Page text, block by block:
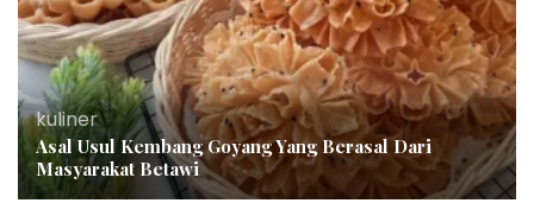
kuliner
Asal Usul Kembang Goyang Yang Berasal Dari
Masyarakat Betawi